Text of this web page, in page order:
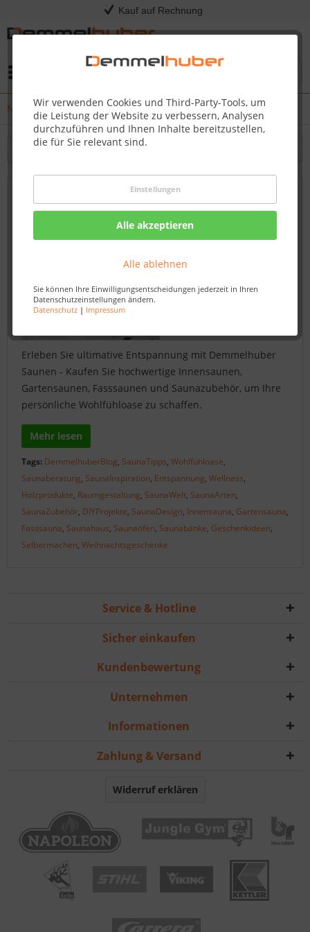
Kauf auf Rechnung
Wir verwenden Cookies und Third-Party-Tools, um
die Leistung der Website zu verbessern, Analysen
durchzuführen und Ihnen Inhalte bereitzustellen,
die für Sie relevant sind.
Einstellungen
Alle akzeptieren
Alle ablehnen
Sie können Ihre Einwilligungsentscheidungen jederzeit in Ihren
Datenschutzeinstellungen ändern.
Datenschutz| Impressum
News
Filtern
Die Demmelhuber Saunen: Ihr Schlüssel
zur Entspannung
Von: Nadine Wagner
Erleben Sie ultimative Entspannung mit Demmelhuber
Saunen - Kaufen Sie hochwertige Innensaunen,
Gartensaunen, Fasssaunen und Saunazubehör, um Ihre
persönliche Wohlfühloase zu schaffen.
Mehr lesen
Tags: DemmelhuberBlog, SaunaTipps, Wohlfühloase,
Saunaberatung, SaunaInspiration, Entspannung, Wellness,
Holzprodukte, Raumgestaltung, SaunaWelt, SaunaArten,
SaunaZubehör, DIYProjekte, SaunaDesign, Innensauna, Gartensauna,
Fasssauna, Saunahaus, Saunaöfen, Saunabänke, Geschenkideen,
Selbermachen, Weihnachtsgeschenke
Service & Hotline
Sicher einkaufen
Kundenbewertung
Unternehmen
Informationen
Zahlung & Versand
Widerruf erklären